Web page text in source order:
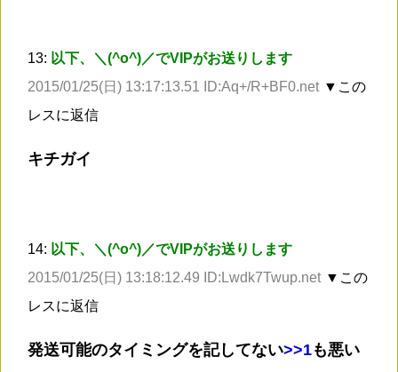
13: 以下、＼(^o^)／でVIPがお送りします
2015/01/25(日) 13:17:13.51 ID:Aq+/R+BF0.net ▼この
レスに返信
キチガイ
14: 以下、＼(^o^)／でVIPがお送りします
2015/01/25(日) 13:18:12.49 ID:Lwdk7Twup.net ▼この
レスに返信
発送可能のタイミングを記してない>>1も悪い